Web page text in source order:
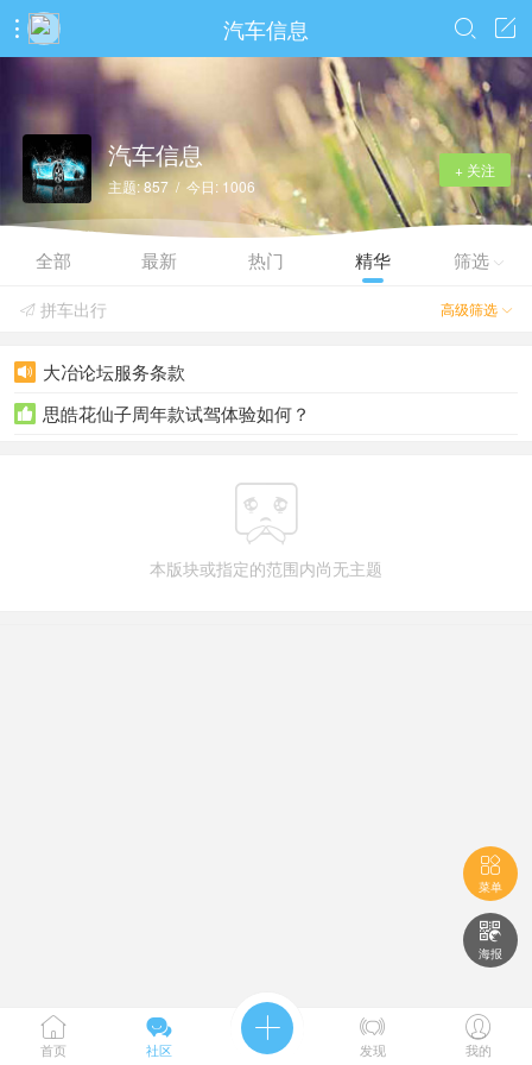
 汽车信息 

+ 关注
汽车信息
主题: 857 / 今日: 1006
全部 最新 热门 精华 筛选 
高级筛选 
 拼车出行
 大冶论坛服务条款
 思皓花仙子周年款试驾体验如何？

本版块或指定的范围内尚无主题

菜单

海报

首页

社区
 
发现

我的